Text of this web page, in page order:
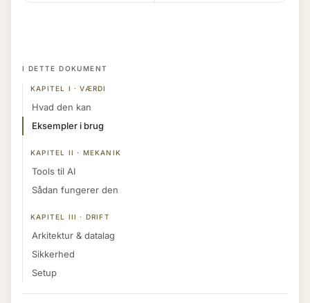
I DETTE DOKUMENT
KAPITEL I · VÆRDI
Hvad den kan
Eksempler i brug
KAPITEL II · MEKANIK
Tools til AI
Sådan fungerer den
KAPITEL III · DRIFT
Arkitektur & datalag
Sikkerhed
Setup